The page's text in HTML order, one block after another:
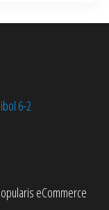
6-2
eCommerce